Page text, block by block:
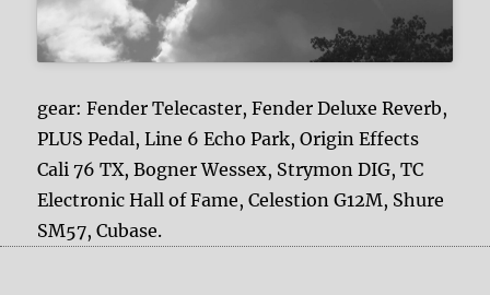
gear: Fender Telecaster, Fender Deluxe Reverb,
PLUS Pedal, Line 6 Echo Park, Origin Effects
Cali 76 TX, Bogner Wessex, Strymon DIG, TC
Electronic Hall of Fame, Celestion G12M, Shure
SM57, Cubase.